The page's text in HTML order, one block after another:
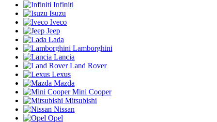
Infiniti
Isuzu
Iveco
Jeep
Lada
Lamborghini
Lancia
Land Rover
Lexus
Mazda
Mini Cooper
Mitsubishi
Nissan
Opel